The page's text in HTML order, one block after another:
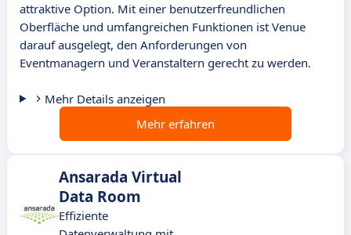
attraktive Option. Mit einer benutzerfreundlichen
Oberfläche und umfangreichen Funktionen ist Venue
darauf ausgelegt, den Anforderungen von
Eventmanagern und Veranstaltern gerecht zu werden.
Mehr Details anzeigen
Mehr erfahren
Ansarada Virtual
Data Room
Effiziente